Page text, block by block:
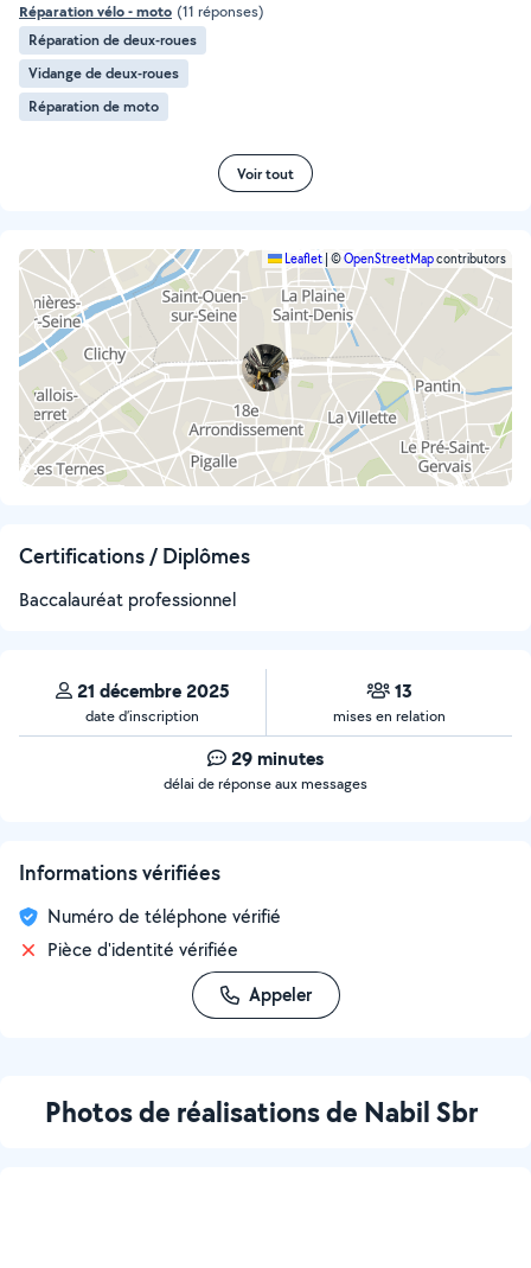
Réparation vélo - moto (11 réponses)
Réparation de deux-roues
Vidange de deux-roues
Réparation de moto
Voir tout
Leaflet ©OpenStreetMapcontributors
Certifications / Diplômes
Baccalauréat professionnel
21 décembre 2025
date d’inscription
13
mises en relation
29 minutes
délai de réponse aux messages
Informations vérifiées
Numéro de téléphone vérifié
Pièce d'identité vérifiée
Appeler
Photos de réalisations de Nabil Sbr